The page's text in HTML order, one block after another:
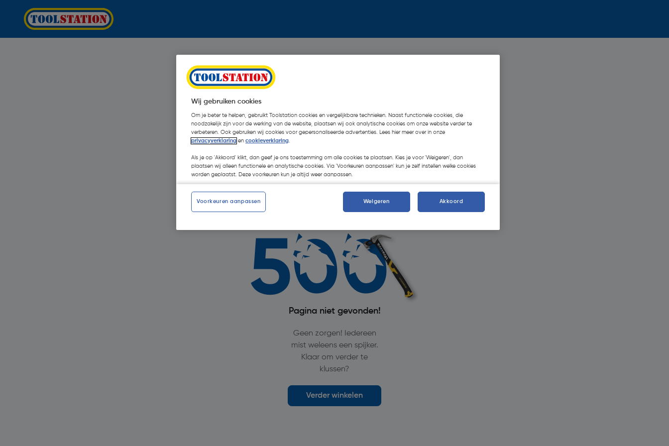
Oops!
Pagina niet gevonden!
Geen zorgen! Iedereen
mist weleens een spijker.
Klaar om verder te
klussen?
Verder winkelen
Wij gebruiken cookies
Om je beter te helpen, gebruikt Toolstation cookies en vergelijkbare technieken. Naast functionele cookies, die
noodzakelijk zijn voor de werking van de website, plaatsen wij ook analytische cookies om onze website verder te
verbeteren. Ook gebruiken wij cookies voor gepersonaliseerde advertenties. Lees hier meer over in onze
privacyverklaring en cookieverklaring.
Als je op 'Akkoord' klikt, dan geef je ons toestemming om alle cookies te plaatsen. Kies je voor 'Weigeren', dan
plaatsen wij alleen functionele en analytische cookies. Via 'Voorkeuren aanpassen' kun je zelf instellen welke cookies
worden geplaatst. Deze voorkeuren kun je altijd weer aanpassen.
Voorkeuren aanpassen Weigeren Akkoord